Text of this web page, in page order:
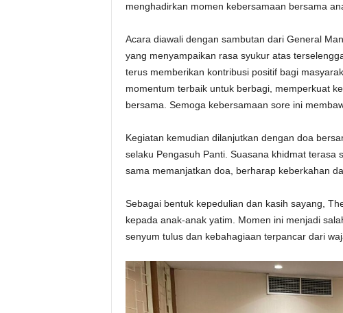
menghadirkan momen kebersamaan bersama
Acara diawali dengan sambutan dari General
yang menyampaikan rasa syukur atas
terus memberikan kontribusi positif bagi
momentum terbaik untuk berbagi, memperkuat
bersama. Semoga kebersamaan sore ini
Kegiatan kemudian dilanjutkan dengan doa
selaku Pengasuh Panti. Suasana khidmat
sama memanjatkan doa, berharap keberkahan
Sebagai bentuk kepedulian dan kasih sayang,
kepada anak-anak yatim. Momen ini menjadi
senyum tulus dan kebahagiaan terpancar dari